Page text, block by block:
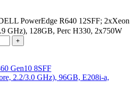
PowerEdge R640 12SFF; 2xXeon
GHz), 128GB, Perc H330, 2x750W
+
Gen10 8SFF
2.2/3.0 GHz), 96GB, E208i-a,